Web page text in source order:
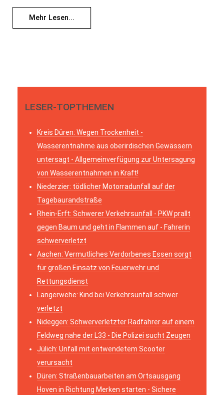
Mehr Lesen...
LESER-TOPTHEMEN
Kreis Düren: Wegen Trockenheit -
Wasserentnahme aus oberirdischen Gewässern
untersagt - Allgemeinverfügung zur Untersagung
von Wasserentnahmen in Kraft!
Niederzier: tödlicher Motorradunfall auf der
Tagebaurandstraße
Rhein-Erft: Schwerer Verkehrsunfall - PKW prallt
gegen Baum und geht in Flammen auf - Fahrerin
schwerverletzt
Aachen: Vermutliches Verdorbenes Essen sorgt
für großen Einsatz von Feuerwehr und
Rettungsdienst
Langerwehe: Kind bei Verkehrsunfall schwer
verletzt
Nideggen: Schwerverletzter Radfahrer auf einem
Feldweg nahe der L33 - Die Polizei sucht Zeugen
Jülich: Unfall mit entwendetem Scooter
verursacht
Düren: Straßenbauarbeiten am Ortsausgang
Hoven in Richtung Merken starten - Sichere